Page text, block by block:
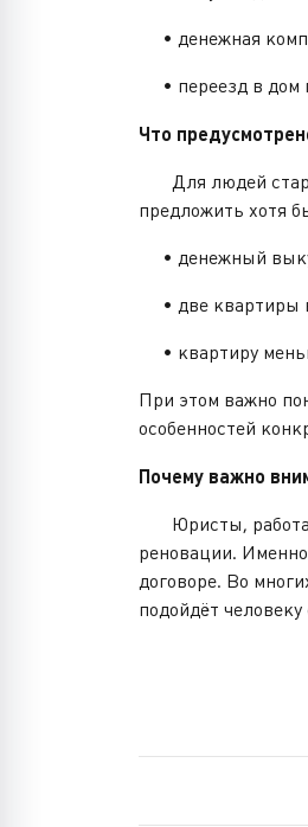
• денежная
• переезд в дом
Что
Для людей
предложить хотя
• денежный
• две квартиры
• квартиру
При этом важно
особенностей
Почему важно
Юристы,
реновации.
договоре. Во
подойдёт